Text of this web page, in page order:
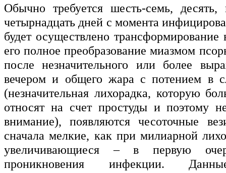
Обычно требуется шесть-семь,
четырнадцать дней с момента
будет осуществлено трансформирование
его полное преобразование миазмом
после незначительного или более
вечером и общего жара с потением в
(незначительная лихорадка, которую
относят на счет простуды и поэтому
внимание), появляются чесоточные
сначала мелкие, как при милиарной
увеличивающиеся – в первую
проникновения инфекции.